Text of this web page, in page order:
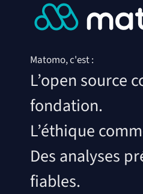
Matomo, c'est :
L’open source
fondation.
L’éthique
Des analyses
fiables.